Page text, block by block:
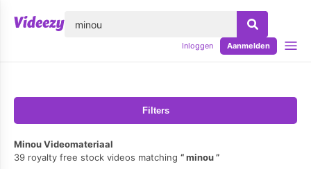
Inloggen Aanmelden
Filters
Minou Videomateriaal
39 royalty free stock videos matching
minou